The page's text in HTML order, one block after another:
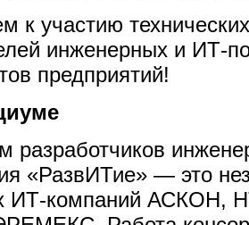
к участию
инженерных и ИТ-
предприятий!
разработчиков
«РазвИТие» — это
ИТ-компаний АСКОН,